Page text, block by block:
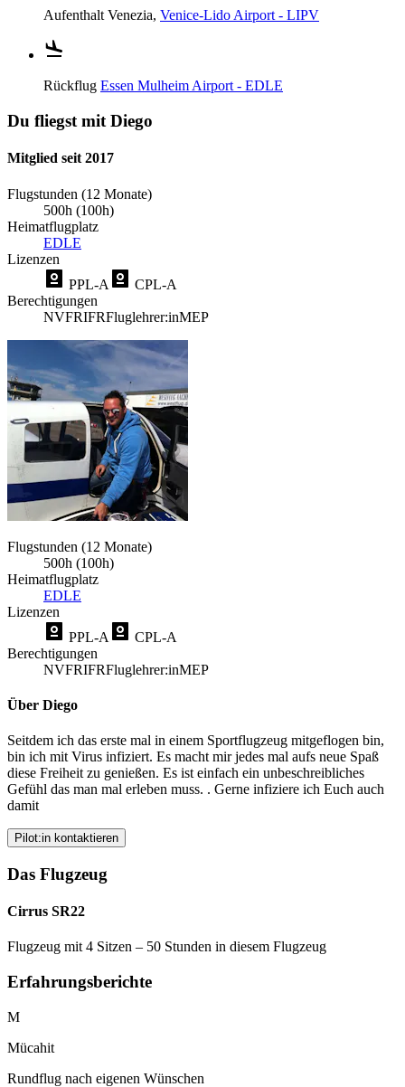
Aufenthalt Venezia, Venice-Lido Airport - LIPV
Rückflug Essen Mulheim Airport - EDLE
Du fliegst mit Diego
Mitglied seit 2017
Flugstunden (12 Monate)
500h (100h)
Heimatflugplatz
EDLE
Lizenzen
PPL-A
CPL-A
Berechtigungen
NVFRIFRFluglehrer:inMEP
Flugstunden (12 Monate)
500h (100h)
Heimatflugplatz
EDLE
Lizenzen
PPL-A
CPL-A
Berechtigungen
NVFRIFRFluglehrer:inMEP
Über Diego
Seitdem ich das erste mal in einem Sportflugzeug mitgeflogen bin,
bin ich mit Virus infiziert. Es macht mir jedes mal aufs neue Spaß
diese Freiheit zu genießen. Es ist einfach ein unbeschreibliches
Gefühl das man mal erleben muss. . Gerne infiziere ich Euch auch
damit
Pilot:in kontaktieren
Das Flugzeug
Cirrus SR22
Flugzeug mit 4 Sitzen – 50 Stunden in diesem Flugzeug
Erfahrungsberichte
M
Mücahit
Rundflug nach eigenen Wünschen